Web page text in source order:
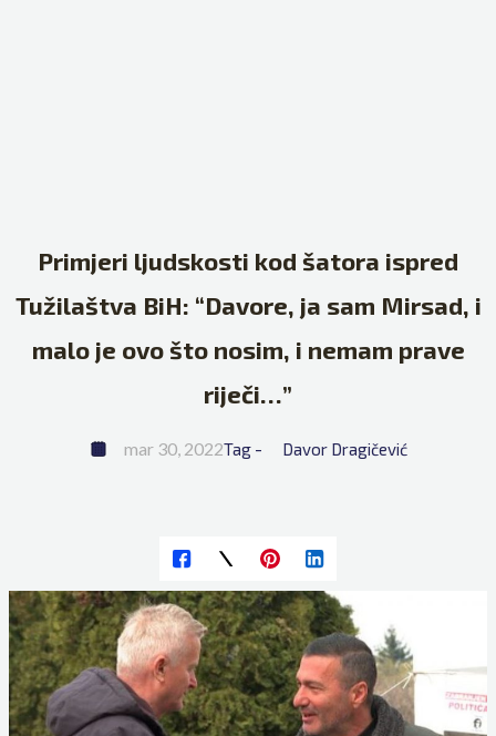
Primjeri ljudskosti kod šatora ispred
Tužilaštva BiH: “Davore, ja sam Mirsad, i
malo je ovo što nosim, i nemam prave
riječi…”
mar 30, 2022Tag - Davor Dragičević